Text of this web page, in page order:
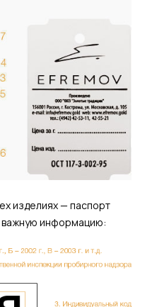
изделиях — паспорт
информацию: